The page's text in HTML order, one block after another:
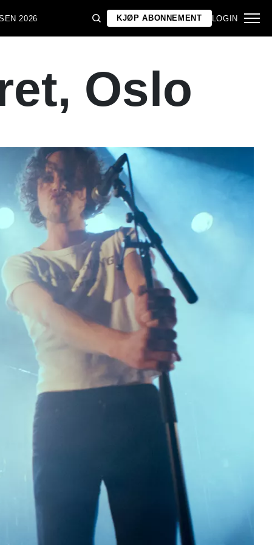
2026 KJØP ABONNEMENT LOGIN
Oslo